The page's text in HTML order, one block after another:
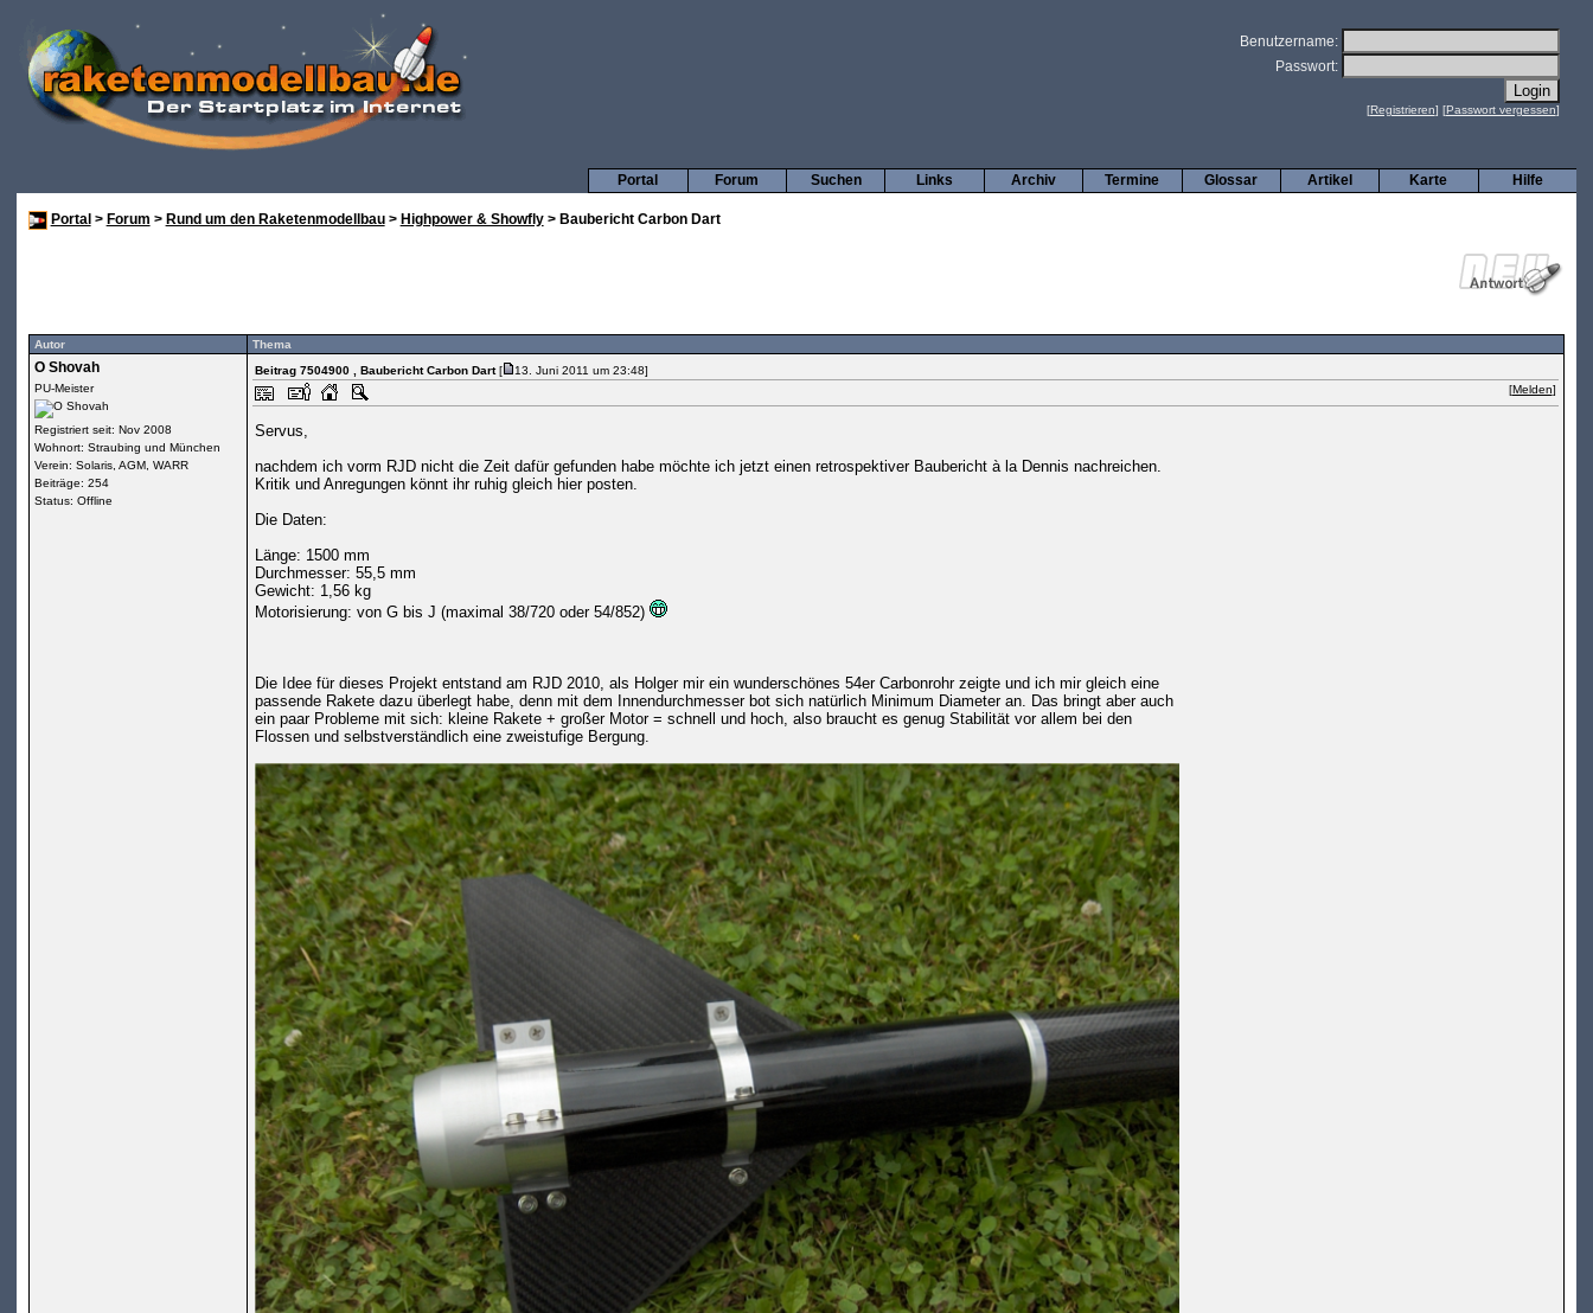
Benutzername:
Passwort:
[Registrieren] [Passwort vergessen]
Hilfe
Karte
Artikel
Glossar
Termine
Archiv
Links
Suchen
Forum
Portal
Portal > Forum > Rund um den Raketenmodellbau> Highpower & Showfly> Baubericht Carbon Dart
Autor Thema
O Shovah
PU-Meister
Registriert seit: Nov 2008
Wohnort: Straubing und München
Verein: Solaris, AGM, WARR
Beiträge: 254
Status: Offline
Beitrag 7504900 , Baubericht Carbon Dart[
13. Juni 2011 um 23:48]
[Melden]
Servus,
nachdem ich vorm RJD nicht die Zeit dafür gefunden habe möchte ich jetzt einen retrospektiver Baubericht à la Dennis nachreichen.
Kritik und Anregungen könnt ihr ruhig gleich hier posten.
Die Daten:
Länge: 1500 mm
Durchmesser: 55,5 mm
Gewicht: 1,56 kg
Motorisierung: von G bis J (maximal 38/720 oder 54/852)
Die Idee für dieses Projekt entstand am RJD 2010, als Holger mir ein wunderschönes 54er Carbonrohr zeigte und ich mir gleich eine
passende Rakete dazu überlegt habe, denn mit dem Innendurchmesser bot sich natürlich Minimum Diameter an. Das bringt aber auch
ein paar Probleme mit sich: kleine Rakete + großer Motor = schnell und hoch, also braucht es genug Stabilität vor allem bei den
Flossen und selbstverständlich eine zweistufige Bergung.